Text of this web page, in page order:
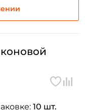
10 шт.